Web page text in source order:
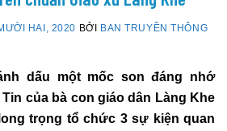
HAI, 2020 BỞI BAN TRUYỀN THÔNG
dấu một mốc son đáng nhớ
của bà con giáo dân Làng Khe
trọng tổ chức 3 sự kiện quan